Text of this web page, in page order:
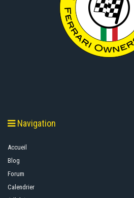
Navigation
Accueil
Blog
Forum
Calendrier